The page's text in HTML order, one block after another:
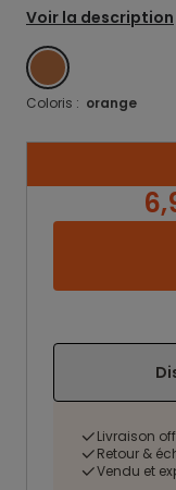
Voir la description
ORANGE
Coloris : orange
Livraison
Retour &
Vendu et